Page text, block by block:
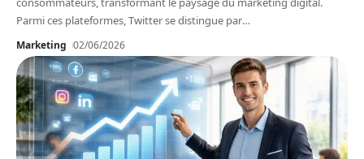
Parmi ces plateformes, Twitter se distingue par…
Marketing 02/06/2026